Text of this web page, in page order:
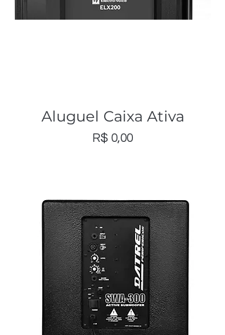
Aluguel Caixa Ativa
Preço
R$ 0,00